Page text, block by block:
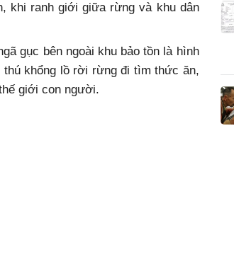
khi ranh giới giữa rừng và khu dân
gục bên ngoài khu bảo tồn là hình
thú khổng lồ rời rừng đi tìm thức ăn,
giới con người.